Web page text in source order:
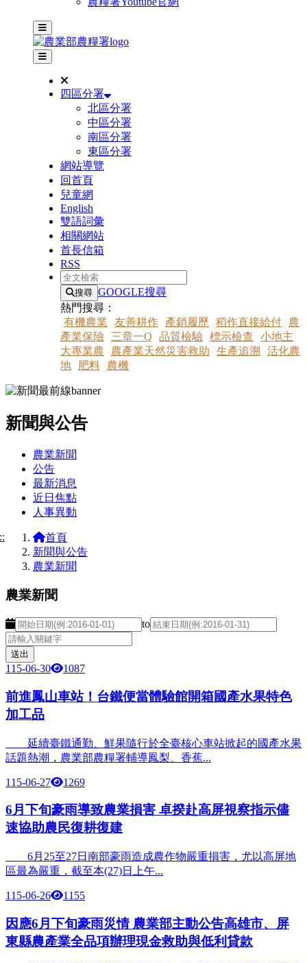
主選單
其他網站選單
四區分署
北區分署
中區分署
南區分署
東區分署
網站導覽
回首頁
兒童網
English
雙語詞彙
相關網站
首長信箱
RSS
全文檢索
搜尋 GOOGLE搜尋
熱門搜尋：
有機農業
友善耕作 產銷履歷 稻作直接給付
農
產業保險
三章一Q 品質檢驗 標示檢查
小地主
大專業農
農產業天然災害救助 生產追溯
活化農
地
肥料 農機
新聞與公告
農業新聞
公告
最新消息
近日焦點
人事異動
首頁
新聞與公告
農業新聞
農業新聞
開始日期 to結束日期
115-06-30 1087
前進鳳山車站！台鐵便當體驗館開箱國產水果特色
加工品
延續臺鐵通勤、鮮果隨行於全臺核心車站掀起的國產水果
話題熱潮，農業部農糧署輔導鳳梨、香蕉...
115-06-27 1269
6月下旬豪雨導致農業損害 卓揆赴高屏視察指示儘
速協助農民復耕復建
6月25至27日南部豪雨造成農作物嚴重損害，尤以高屏地
區最為嚴重，截至本(27)日上午...
115-06-26 1155
因應6月下旬豪雨災情 農業部主動公告高雄市、屏
東縣農產業全品項辦理現金救助與低利貸款